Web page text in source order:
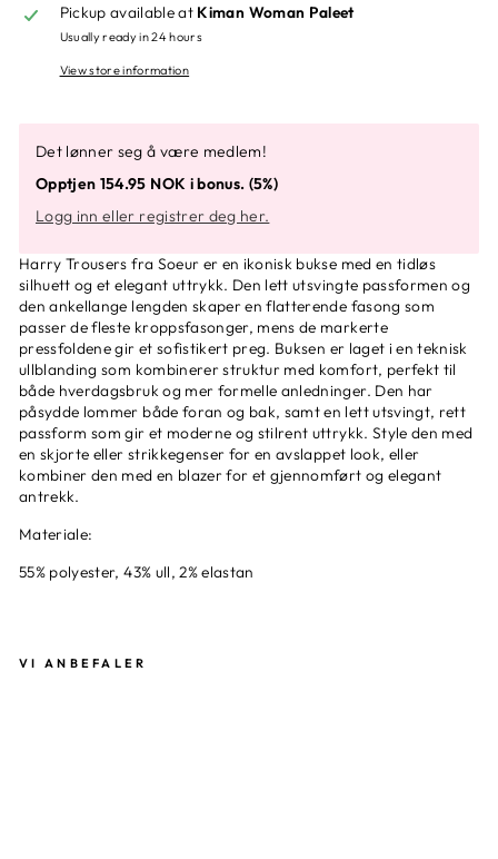
Pickup available at Kiman Woman Paleet
Usually ready in 24 hours
View store information
Det lønner seg å være medlem!
Opptjen 154.95 NOK i bonus. (5%)
Logg inn eller registrer deg her.
Harry Trousers fra Soeur er en ikonisk bukse med en tidløs
silhuett og et elegant uttrykk. Den lett utsvingte passformen og
den ankellange lengden skaper en flatterende fasong som
passer de fleste kroppsfasonger, mens de markerte
pressfoldene gir et sofistikert preg. Buksen er laget i en teknisk
ullblanding som kombinerer struktur med komfort, perfekt til
både hverdagsbruk og mer formelle anledninger. Den har
påsydde lommer både foran og bak, samt en lett utsvingt, rett
passform som gir et moderne og stilrent uttrykk. Style den med
en skjorte eller strikkegenser for en avslappet look, eller
kombiner den med en blazer for et gjennomført og elegant
antrekk.
Materiale:
55% polyester, 43% ull, 2% elastan
VI ANBEFALER